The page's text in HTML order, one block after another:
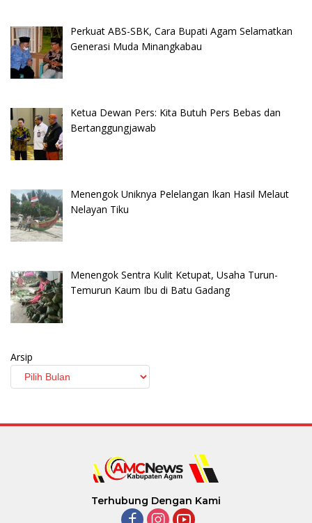
Perkuat ABS-SBK, Cara Bupati Agam Selamatkan
Generasi Muda Minangkabau
Ketua Dewan Pers: Kita Butuh Pers Bebas dan
Bertanggungjawab
Menengok Uniknya Pelelangan Ikan Hasil Melaut
Nelayan Tiku
Menengok Sentra Kulit Ketupat, Usaha Turun-
Temurun Kaum Ibu di Batu Gadang
Arsip
Terhubung Dengan Kami